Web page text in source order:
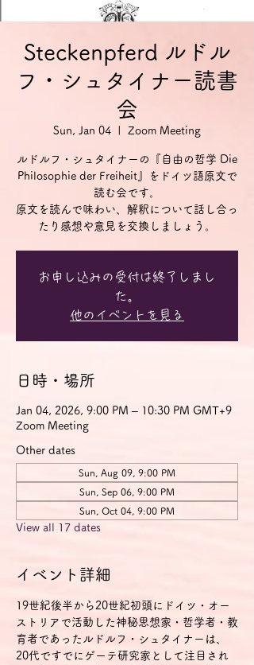
Steckenpferd ルドル
フ・シュタイナー読書
会
Sun, Jan 04 Zoom Meeting
ルドルフ・シュタイナーの『自由の哲学 Die
Philosophie der Freiheit』をドイツ語原文で
読む会です。
原文を読んで味わい、解釈について話し合っ
お申し込みの受付は終了しまし
た。
他のイベントを見る
日時・場所
Jan 04, 2026, 9:00 PM – 10:30 PM GMT+9
Zoom Meeting
Other dates
Sun, Aug 09, 9:00 PM
Sun, Sep 06, 9:00 PM
Sun, Oct 04, 9:00 PM
View all 17 dates
イベント詳細
19世紀後半から20世紀初頭にドイツ・オー
ストリアで活動した神秘思想家・哲学者・教
育者であったルドルフ・シュタイナーは、
20代ですでにゲーテ研究家として注目され